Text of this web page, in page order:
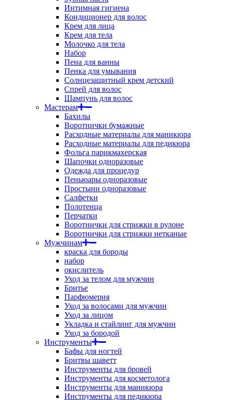
Интимная гигиена
Кондиционер для волос
Крем для лица
Крем для тела
Молочко для тела
Набор
Пена для ванны
Пенка для умывания
Солнцезащитный крем детский
Спрей для волос
Шампунь для волос
Мастерам
Бахилы
Воротнички бумажные
Расходные материалы для маникюра
Расходные материалы для педикюра
Фольга парикмахерская
Шапочки одноразовые
Одежда для процедур
Пеньюары одноразовые
Простыни одноразовые
Салфетки
Полотенца
Перчатки
Воротнички для стрижки в рулоне
Воротнички для стрижки нетканые
Мужчинам
краска для бороды
набор
окислитель
Уход за телом для мужчин
Бритье
Парфюмерия
Уход за волосами для мужчин
Уход за лицом
Укладка и стайлинг для мужчин
Уход за бородой
Инструменты
Бафы для ногтей
Бритвы шаветт
Инструменты для бровей
Инструменты для косметолога
Инструменты для маникюра
Инструменты для педикюра